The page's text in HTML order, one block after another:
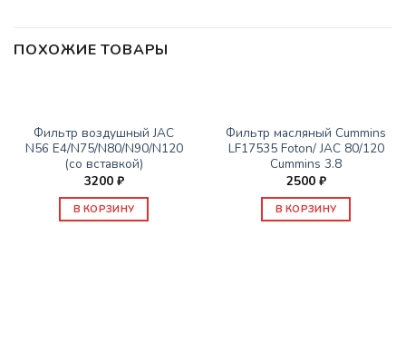
ПОХОЖИЕ ТОВАРЫ
Фильтр воздушный JAC
N56 E4/N75/N80/N90/N120
(со вставкой)
3200 ₽
В КОРЗИНУ
Фильтр масляный Cummins
LF17535 Foton/ JAC 80/120
Cummins 3.8
2500 ₽
В КОРЗИНУ